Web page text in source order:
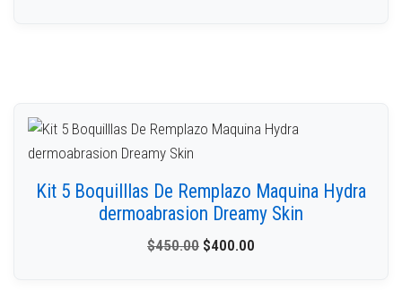
Kit 5 Boquilllas De Remplazo Maquina Hydra
dermoabrasion Dreamy Skin
$450.00 $400.00